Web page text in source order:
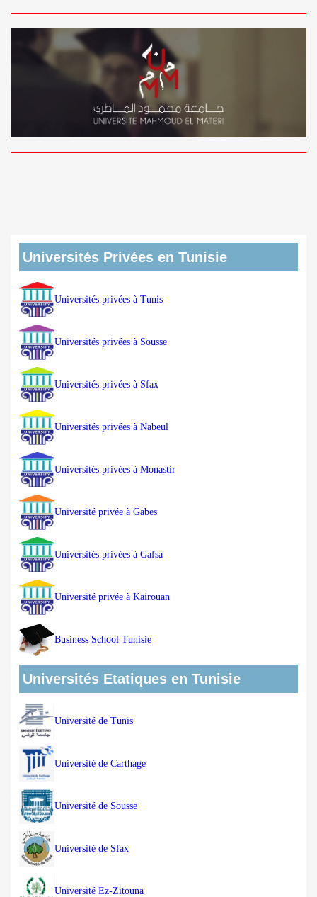
Universités Privées en Tunisie
Universités privées à Tunis
Universités privées à Sousse
Universités privées à Sfax
Universités privées à Nabeul
Universités privées à Monastir
Université privée à Gabes
Universités privées à Gafsa
Université privée à Kairouan
Business School Tunisie
Universités Etatiques en Tunisie
Université de Tunis
Université de Carthage
Université de Sousse
Université de Sfax
Université Ez-Zitouna